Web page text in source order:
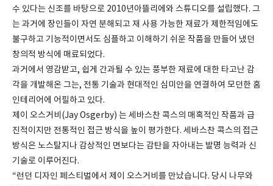
수 있다는 신조를 바탕으로 2010년아뜰리에와 스튜디오를 설립했다. 그
는 과거에 장인들이 자연 분해되고 재 사용 가능한 재료가 제한적임에도
불구하고 기능적이면서도 심플하고 이해하기 쉬운 작품을 만들어 냈던
창의적 방식에 매료되었다.
과거에서 영감받고, 쉽게 간과될 수 있는 풍부한 재료에 대한 타고난 감
각을 개발해온 그는, 전통 기술과 현대적인 심미안을 연결하여 모던한 홈
인테리어에 어필하고 있다.
제이 오스거비(Jay Osgerby) 는 세바스찬 콕스의 매혹적인 작품과 급
진적이지만 전통적인 접근 방식을 높이 평가한다. 세바스찬 콕스의 접근
방식은 노스탈지나 감상적인 면보다는 감탄을 자아내는 발명 능력과 신
기술로 이루어진다.
“런던 디자인 페스티벌에서 제이 오스거비를 만났습니다. 당시 나무와